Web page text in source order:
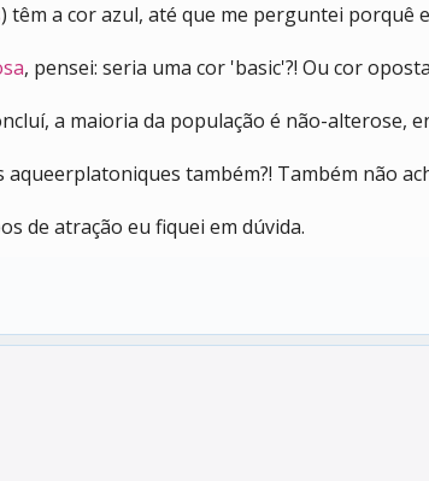
) têm a cor azul, até que me perguntei porquê
, pensei: seria uma cor 'basic'?! Ou cor
a maioria da população é não-alterose,
também?! Também não
de atração eu fiquei em dúvida.